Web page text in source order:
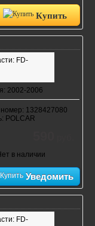
Купить
FD-
2002-2006
1328427080
POLCAR
в наличии
Уведомить
FD-